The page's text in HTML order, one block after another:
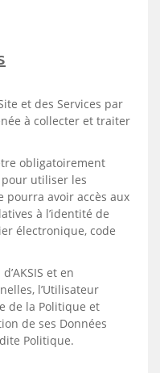
et des Services par
à collecter et traiter
obligatoirement
pour utiliser les
pourra avoir accès aux
à l’identité de
électronique, code
et en
l’Utilisateur
de la Politique et
de ses Données
Politique.